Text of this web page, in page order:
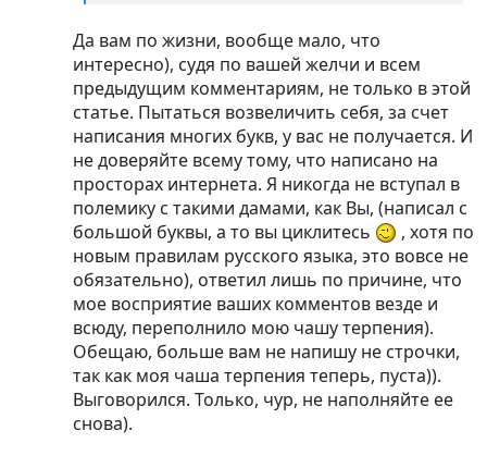
Да вам по жизни, вообще мало, что
интересно), судя по вашей желчи и всем
предыдущим комментариям, не только в этой
статье. Пытаться возвеличить себя, за счет
написания многих букв, у вас не получается. И
не доверяйте всему тому, что написано на
просторах интернета. Я никогда не вступал в
полемику с такими дамами, как Вы, (написал с
большой буквы, а то вы циклитесь
, хотя по
новым правилам русского языка, это вовсе не
обязательно), ответил лишь по причине, что
мое восприятие ваших комментов везде и
всюду, переполнило мою чашу терпения).
Обещаю, больше вам не напишу не строчки,
так как моя чаша терпения теперь, пуста)).
Выговорился. Только, чур, не наполняйте ее
снова).